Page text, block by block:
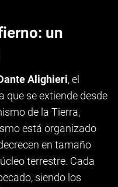
un
Alighieri, el
que se extiende desde
de la Tierra,
está organizado
en tamaño
terrestre. Cada
siendo los